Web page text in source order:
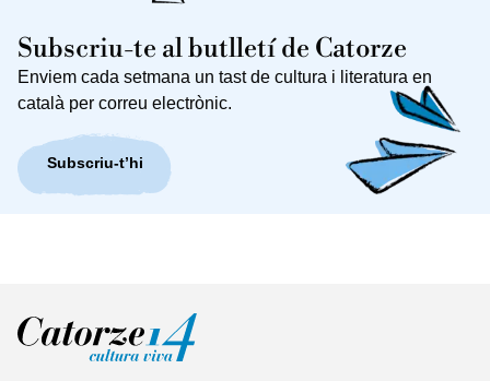
Subscriu-te al butlletí de Catorze
Enviem cada setmana un tast de cultura i literatura en
català per correu electrònic.
Subscriu-t’hi